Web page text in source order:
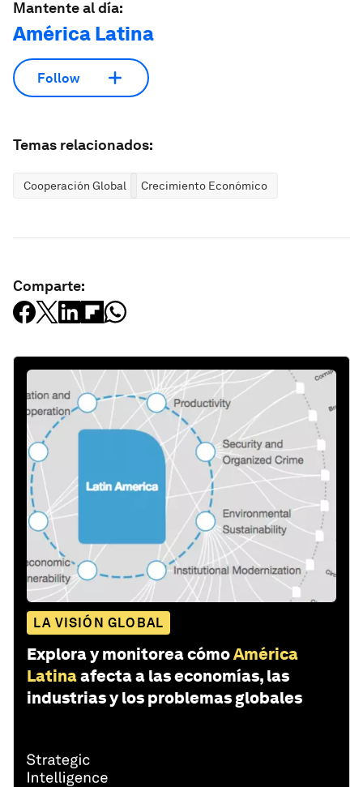
Mantente al día:
América Latina
Follow
Temas relacionados:
Cooperación Global Crecimiento Económico
Comparte:
LA VISIÓN GLOBAL
Explora y monitorea cómoAmérica
Latinaafecta a las economías, las
industrias y los problemas globales